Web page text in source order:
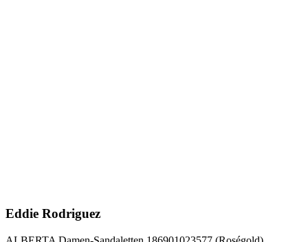
Eddie Rodriguez